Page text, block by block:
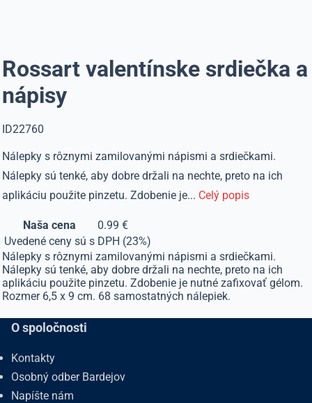
Rossart valentínske srdiečka a
nápisy
ID22760
Nálepky s rôznymi zamilovanými nápismi a srdiečkami.
Nálepky sú tenké, aby dobre držali na nechte, preto na ich
aplikáciu použite pinzetu. Zdobenie je... Celý popis
Naša cena
0.99 €
Uvedené ceny sú s DPH (23%)
Nálepky s rôznymi zamilovanými nápismi a srdiečkami.
Nálepky sú tenké, aby dobre držali na nechte, preto na ich
aplikáciu použite pinzetu. Zdobenie je nutné zafixovať gélom.
Rozmer 6,5 x 9 cm. 68 samostatných nálepiek.
O spoločnosti
Kontakty
Osobný odber Bardejov
Napíšte nám